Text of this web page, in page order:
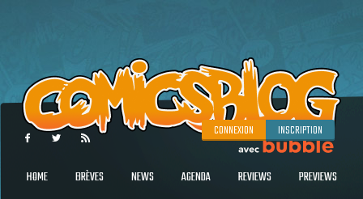
CONNEXION INSCRIPTION
HOME BRÈVES NEWS AGENDA REVIEWS PREVIEWS